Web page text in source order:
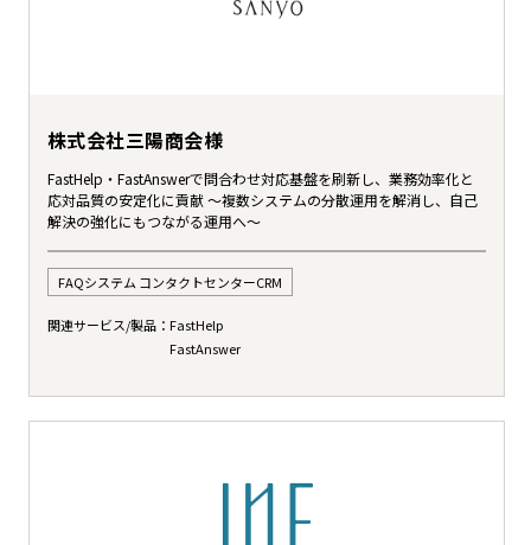
株式会社三陽商会様
FastHelp・FastAnswerで問合わせ対応基盤を刷新し、業務効率化と
応対品質の安定化に貢献 ～複数システムの分散運用を解消し、自己
解決の強化にもつながる運用へ～
FAQシステム コンタクトセンターCRM
関連サービス/製品： FastHelp
FastAnswer